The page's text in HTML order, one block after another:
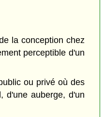
la conception chez
perceptible d'un
ou privé où des
d'une auberge, d'un